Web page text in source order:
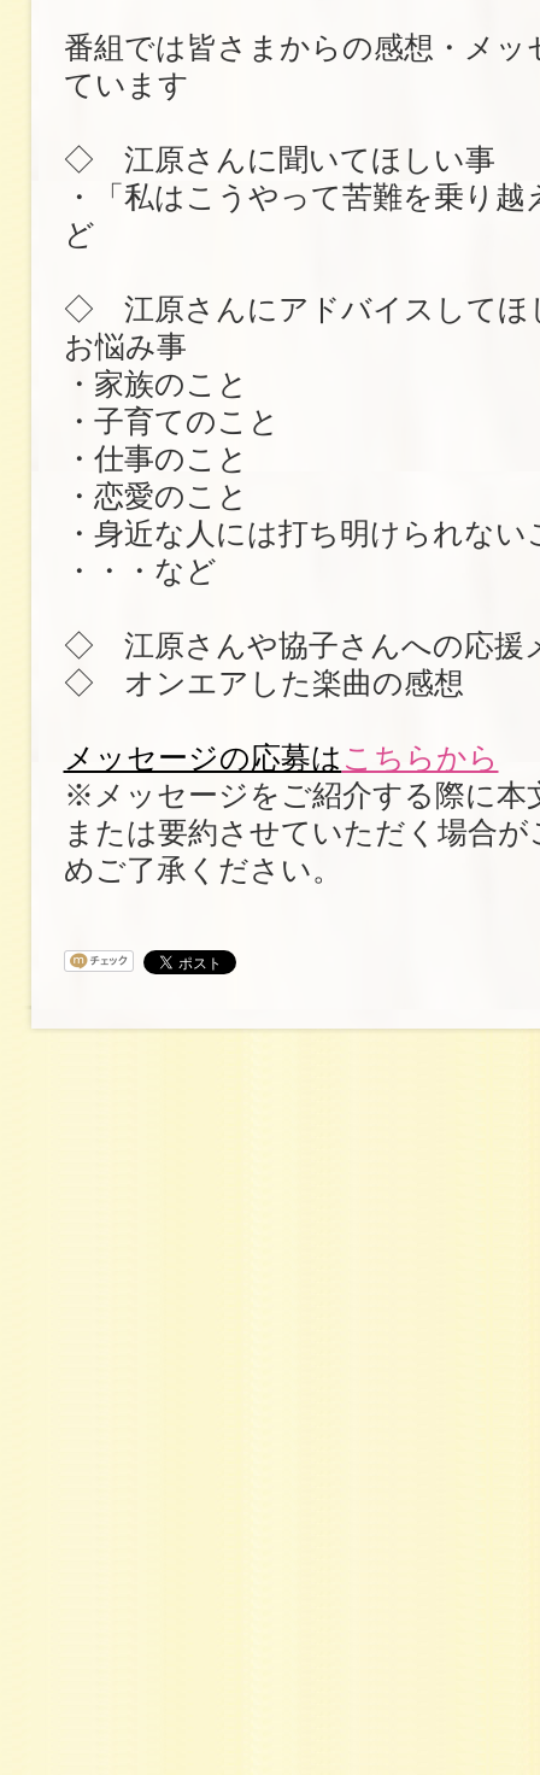
番組では皆さまからの感想・メッ
ています
◇ 江原さんに聞いてほしい事
・「私はこうやって苦難を乗り越
ど
◇ 江原さんにアドバイスしてほ
お悩み事
・家族のこと
・子育てのこと
・仕事のこと
・恋愛のこと
・身近な人には打ち明けられない
・・・など
◇ 江原さんや協子さんへの応援
◇ オンエアした楽曲の感想
メッセージの応募は こちらから
※メッセージをご紹介する際に本
または要約させていただく場合
めご了承ください。